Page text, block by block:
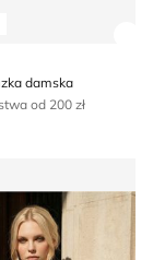
damska
od 200 zł
casual